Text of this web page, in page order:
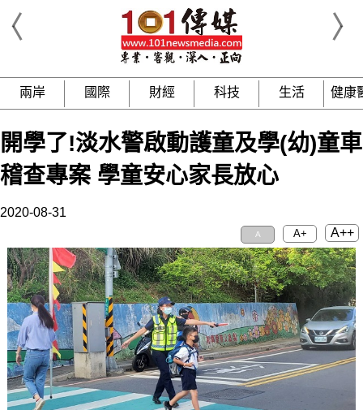
兩岸 國際 財經 科技 生活 健康
開學了!淡水警啟動護童及學(幼)童車
稽查專案 學童安心家長放心
2020-08-31
A A+ A++